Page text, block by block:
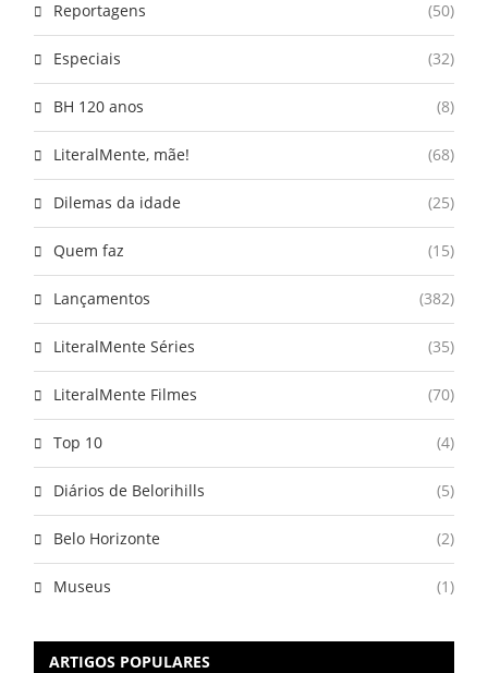
Reportagens (50)
Especiais (32)
BH 120 anos (8)
LiteralMente, mãe! (68)
Dilemas da idade (25)
Quem faz (15)
Lançamentos (382)
LiteralMente Séries (35)
LiteralMente Filmes (70)
Top 10 (4)
Diários de Belorihills (5)
Belo Horizonte (2)
Museus (1)
ARTIGOS POPULARES